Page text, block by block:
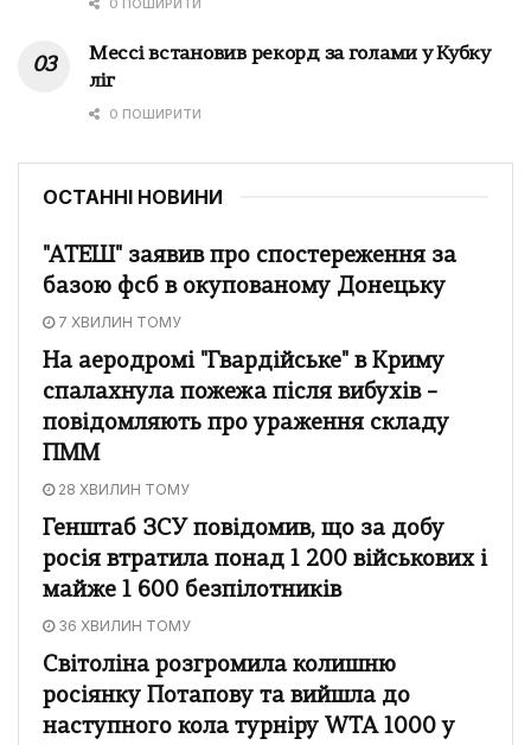
Мессі встановив рекорд за голами у Кубку
ліг
0 ПОШИРИТИ
ОСТАННІ НОВИНИ
"АТЕШ" заявив про спостереження за
базою фсб в окупованому Донецьку
7 ХВИЛИН ТОМУ
На аеродромі "Гвардійське" в Криму
спалахнула пожежа після вибухів –
повідомляють про ураження складу
ПММ
28 ХВИЛИН ТОМУ
Генштаб ЗСУ повідомив, що за добу
росія втратила понад 1 200 військових і
майже 1 600 безпілотників
36 ХВИЛИН ТОМУ
Світоліна розгромила колишню
росіянку Потапову та вийшла до
наступного кола турніру WTA 1000 у